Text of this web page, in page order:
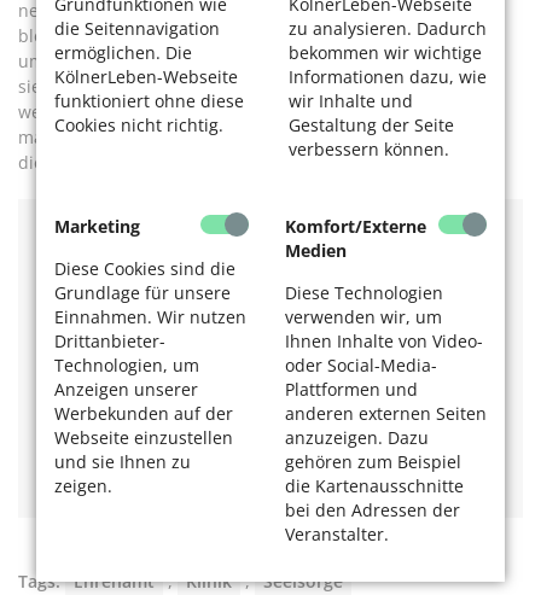
die Seitennavigation
ermöglichen. Die
KölnerLeben-Webseite
funktioniert ohne diese
Cookies nicht richtig.
zu analysieren. Dadurch
bekommen wir wichtige
Informationen dazu, wie
wir Inhalte und
Gestaltung der Seite
verbessern können.
Marketing
Diese Cookies sind die
Grundlage für unsere
Einnahmen. Wir nutzen
Drittanbieter-
Technologien, um
Anzeigen unserer
Werbekunden auf der
Webseite einzustellen
und sie Ihnen zu
zeigen.
Komfort/Externe
Medien
Diese Technologien
verwenden wir, um
Ihnen Inhalte von Video-
oder Social-Media-
Plattformen und
anderen externen Seiten
anzuzeigen. Dazu
gehören zum Beispiel
die Kartenausschnitte
bei den Adressen der
Veranstalter.
nehmen“. Doch es gibt Schicksale, die ihr im Gedächtnis
bleiben. Sie lerne dadurch, wie Menschen mit dem Tod
umgehen, Schicksalsschläge verkraften, trauern. Das nutze
sie, um anderen Mut zu machen, Erfahrungen
weiterzugeben. Über die Grenzen dessen, was sie tun kann,
macht sie sich allerdings keine Illusionen. „Man kann nicht
die Welt retten“, sagt sie.
In fast allen Krankenhäusern gibt es Besuchsdienste
wie die „Grünen Damen und Herren“. Wer sich
engagieren möchte, fragt am besten vor Ort nach.
Einen Überblick über die Aufgaben und
Voraussetzungen bietet die Evangelische
Krankenhaushilfe, ein bundesweit und ökumenisch
tätiger Verband.
Webseite der Evangelischen Krankenhaushilfe
Tags: Ehrenamt , Klinik , Seelsorge